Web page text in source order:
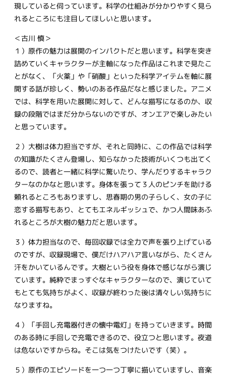
現していると伺っています。科学の仕組みが分かりやすく見ら
れるところにも注目してほしいと思います。
＜古川 慎＞
１）原作の魅力は展開のインパクトだと思います。科学を突き
詰めていくキャラクターが主軸になった作品はこれまで見たこ
とがなく、「火薬」や「硝酸」といった科学アイテムを軸に展
開する話が珍しく、勢いのある作品だなと感じました。アニメ
では、科学を用いた展開に対して、どんな描写になるのか、収
録の段階ではまだ分からないのですが、オンエアで楽しみたい
と思っています。
２）大樹は体力担当ですが、それと同時に、この作品では科学
の知識がたくさん登場し、知らなかった技術がいくつも出てく
るので、読者と一緒に科学に驚いたり、学んだりするキャラク
ターなのかなと思います。身体を張って３人のピンチを助ける
頼れるところもありますし、思春期の男の子らしく、女の子に
恋する描写もあり、とてもエネルギッシュで、かつ人間味あふ
れるところが大樹の魅力だと思います。
３）体力担当なので、毎回収録では全力で声を張り上げている
のですが、収録現場で、僕だけハアハア言いながら、たくさん
汗をかいているんです。大樹という役を身体で感じながら演じ
ています。純粋でまっすぐなキャラクターなので、演じていて
もとても気持ちがよく、収録が終わった後は清々しい気持ちに
なりますね。
４）「手回し充電器付きの懐中電灯」を持っていきます。時間
のある時に手回しで充電できるので、役立つと思います。夜道
は危ないですからね。そこは気をつけたいです（笑）。
５）原作のエピソードを一つ一つ丁寧に描いていますし、音楽